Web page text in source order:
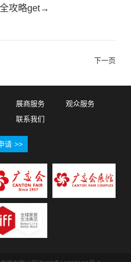
攻略get→
下一页
展商服务
观众服务
联系我们
请 >>